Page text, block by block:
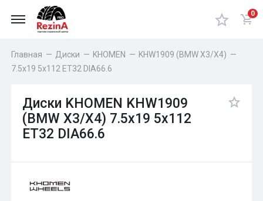
0
Главная — Диски — KHOMEN — KHW1909 (BMW X3/X4) —
7.5x19 5x112 ET32 DIA66.6
Диски KHOMEN KHW1909
(BMW X3/X4) 7.5x19 5x112
ET32 DIA66.6